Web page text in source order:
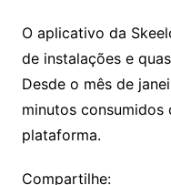
O aplicativo da
de instalações e
Desde o mês de
minutos
plataforma.
Compartilhe: